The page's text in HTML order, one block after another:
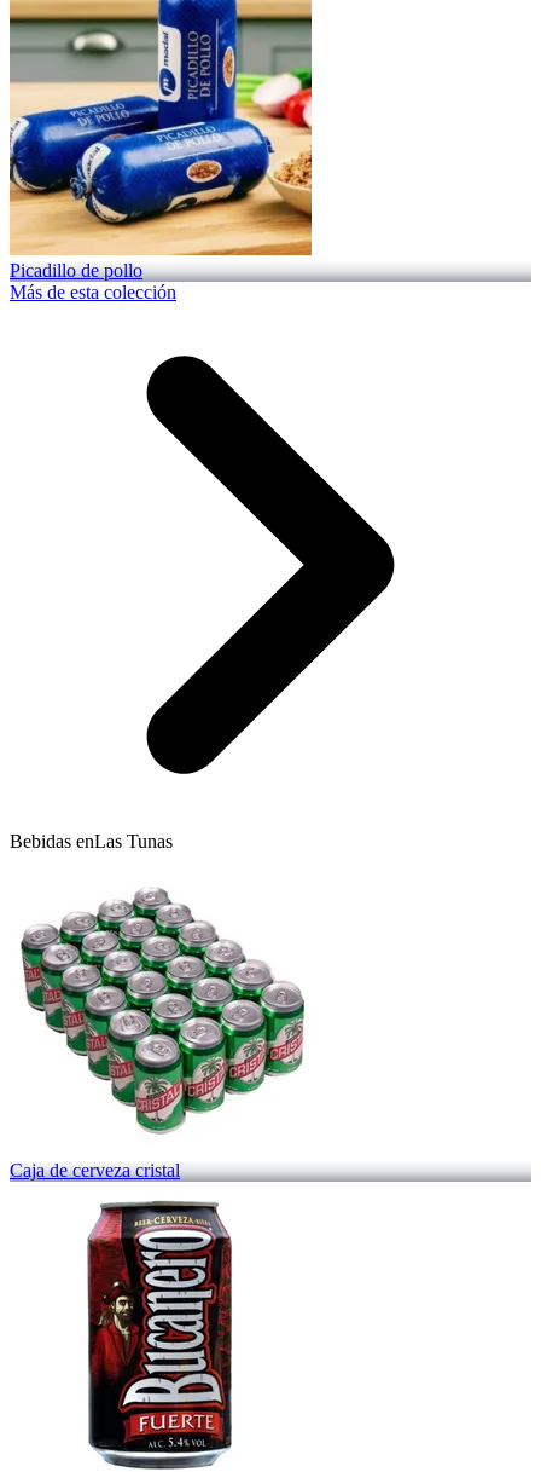
Picadillo de pollo
Más de esta colección
Bebidas enLas Tunas
Caja de cerveza cristal